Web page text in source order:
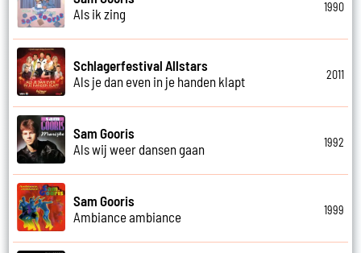
Als ik zing
1990
Schlagerfestival Allstars
Als je dan even in je handen klapt
2011
Sam Gooris
Als wij weer dansen gaan
1992
Sam Gooris
Ambiance ambiance
1999